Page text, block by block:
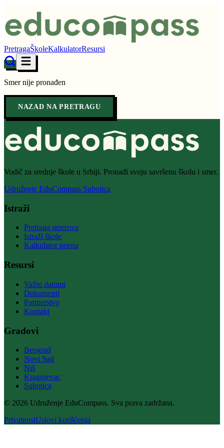
PretragaŠkoleKalkulatorResursi
Smer nije pronađen
NAZAD NA PRETRAGU
Vodič za srednje škole u Srbiji. Pronađi svoju savršenu školu i smer.
Udruženje EduCompass Subotica
Istraži
Pretraga smerova
Istraži škole
Kalkulator poena
Resursi
Važni datumi
Dokumenti
Partnerstvo
Kontakt
Gradovi
Beograd
Novi Sad
Niš
Kragujevac
Subotica
© 2026 Udruženje EduCompass. Sva prava zadržana.
PrivatnostUslovi korišćenja